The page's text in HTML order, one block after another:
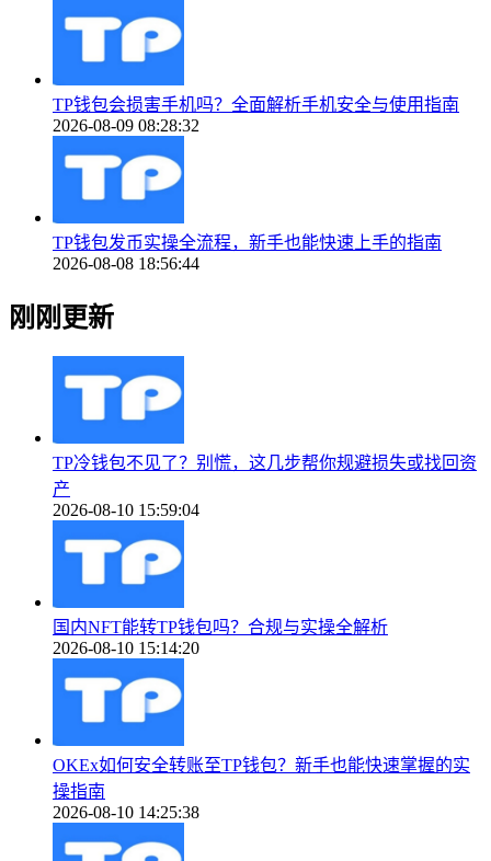
TP钱包会损害手机吗？全面解析手机安全与使用指南
2026-08-09 08:28:32
TP钱包发币实操全流程，新手也能快速上手的指南
2026-08-08 18:56:44
刚刚更新
TP冷钱包不见了？别慌，这几步帮你规避损失或找回资
产
2026-08-10 15:59:04
国内NFT能转TP钱包吗？合规与实操全解析
2026-08-10 15:14:20
OKEx如何安全转账至TP钱包？新手也能快速掌握的实
操指南
2026-08-10 14:25:38